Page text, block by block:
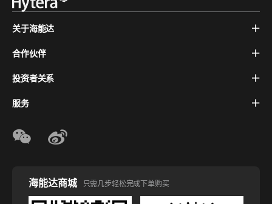
关于海能达
合作伙伴
投资者关系
服务
海能达商城 只需几步轻松完成下单购买